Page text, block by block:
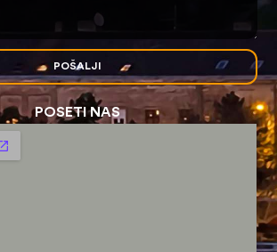
POŠALJI
POSETI NAS